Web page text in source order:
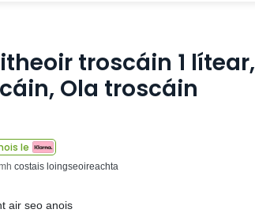
troscáin 1 lítear,
Ola troscáin
le
costais loingseoireachta
air seo anois